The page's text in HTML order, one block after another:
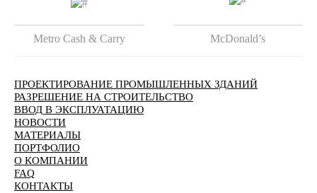
Metro Cash & Carry McDonald’s
ПРОЕКТИРОВАНИЕ ПРОМЫШЛЕННЫХ ЗДАНИЙ
РАЗРЕШЕНИЕ НА СТРОИТЕЛЬСТВО
ВВОД В ЭКСПЛУАТАЦИЮ
НОВОСТИ
МАТЕРИАЛЫ
ПОРТФОЛИО
О КОМПАНИИ
FAQ
КОНТАКТЫ